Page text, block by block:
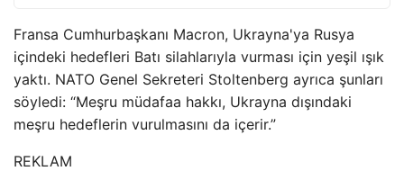
Fransa Cumhurbaşkanı Macron, Ukrayna'ya Rusya
içindeki hedefleri Batı silahlarıyla vurması için yeşil ışık
yaktı. NATO Genel Sekreteri Stoltenberg ayrıca şunları
söyledi: “Meşru müdafaa hakkı, Ukrayna dışındaki
meşru hedeflerin vurulmasını da içerir.”
REKLAM